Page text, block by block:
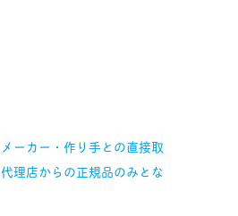
ーカー・作り手との直接取
理店からの正規品のみとな